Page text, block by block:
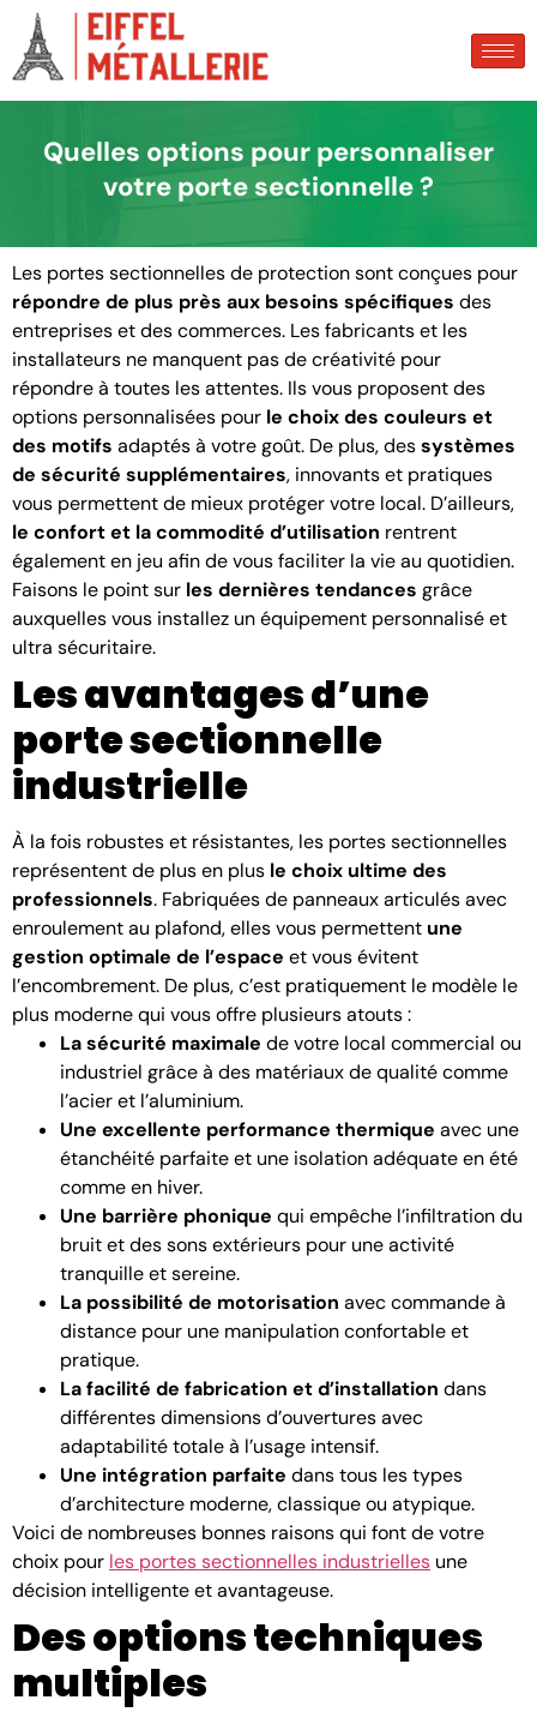
Quelles options pour personnaliser
votre porte sectionnelle ?
Les portes sectionnelles de protection sont conçues pour
répondre de plus près aux besoins spécifiques des
entreprises et des commerces. Les fabricants et les
installateurs ne manquent pas de créativité pour
répondre à toutes les attentes. Ils vous proposent des
options personnalisées pour le choix des couleurs et
des motifs adaptés à votre goût. De plus, dessystèmes
de sécurité supplémentaires, innovants et pratiques
vous permettent de mieux protéger votre local. D’ailleurs,
le confort et la commodité d’utilisation rentrent
également en jeu afin de vous faciliter la vie au quotidien.
Faisons le point sur les dernières tendances grâce
auxquelles vous installez un équipement personnalisé et
ultra sécuritaire.
Les avantages d’une
porte sectionnelle
industrielle
À la fois robustes et résistantes, les portes sectionnelles
représentent de plus en plus le choix ultime des
professionnels. Fabriquées de panneaux articulés avec
enroulement au plafond, elles vous permettent une
gestion optimale de l’espace et vous évitent
l’encombrement. De plus, c’est pratiquement le modèle le
plus moderne qui vous offre plusieurs atouts :
La sécurité maximale de votre local commercial ou
industriel grâce à des matériaux de qualité comme
l’acier et l’aluminium.
Une excellente performance thermique avec une
étanchéité parfaite et une isolation adéquate en été
comme en hiver.
Une barrière phonique qui empêche l’infiltration du
bruit et des sons extérieurs pour une activité
tranquille et sereine.
La possibilité de motorisation avec commande à
distance pour une manipulation confortable et
pratique.
La facilité de fabrication et d’installation dans
différentes dimensions d’ouvertures avec
adaptabilité totale à l’usage intensif.
Une intégration parfaite dans tous les types
d’architecture moderne, classique ou atypique.
Voici de nombreuses bonnes raisons qui font de votre
choix pour les portes sectionnelles industrielles une
décision intelligente et avantageuse.
Des options techniques
multiples